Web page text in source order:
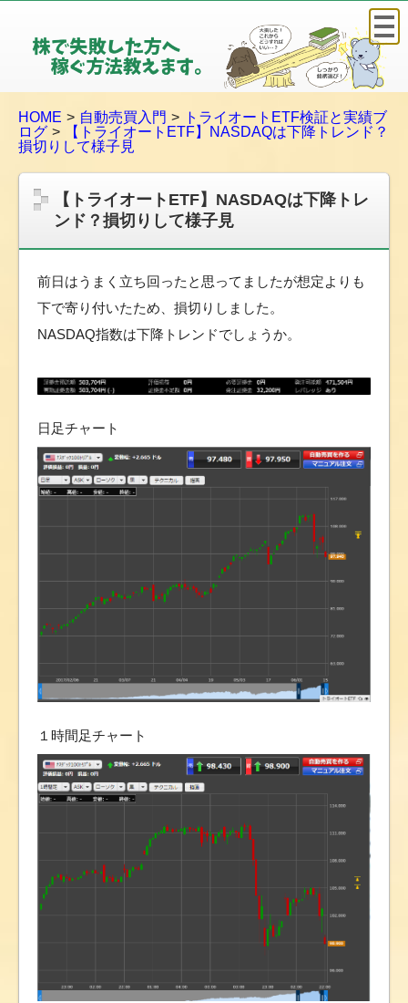
で
失
敗
し
た
へ
稼
法
教
え
HOME 自動売買入門
トライオートETF検証と実績ブ
ログ
【トライオートETF】NASDAQは下降トレンド？
損切りして様子見
【トライオートETF】NASDAQは下降トレ
ンド？損切りして様子見
前日はうまく立ち回ったと思ってましたが想定よりも
下で寄り付いたため、損切りしました。
NASDAQ指数は下降トレンドでしょうか。
日足チャート
１時間足チャート